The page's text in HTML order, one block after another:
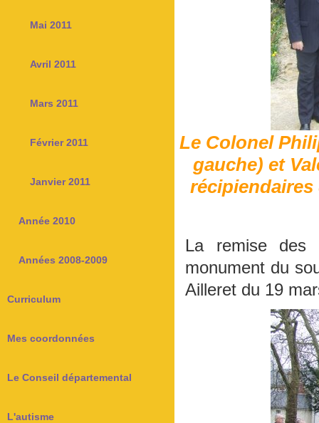
Mai 2011
Avril 2011
Mars 2011
Février 2011
Janvier 2011
Année 2010
Années 2008-2009
Curriculum
Mes coordonnées
Le Conseil départemental
L'autisme
Le Colonel
gauche) et
La remise des
monument du
Ailleret du 19